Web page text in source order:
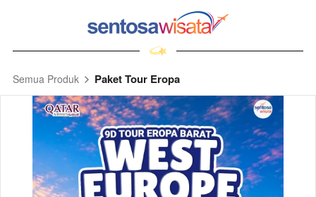
Semua Produk Paket Tour Eropa